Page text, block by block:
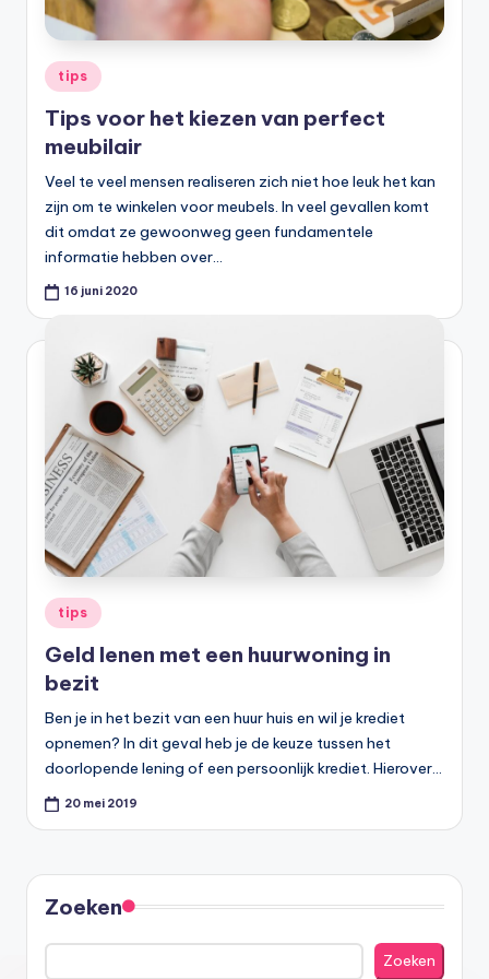
r
k
e
n
e
n
Geplaatst
in
tips
Tips voor het kiezen van perfect
meubilair
Veel te veel mensen realiseren zich niet hoe leuk het kan
zijn om te winkelen voor meubels. In veel gevallen komt
dit omdat ze gewoonweg geen fundamentele
informatie hebben over…
16 juni 2020
Geplaatst
in
tips
Geld lenen met een huurwoning in
bezit
Ben je in het bezit van een huur huis en wil je krediet
opnemen? In dit geval heb je de keuze tussen het
doorlopende lening of een persoonlijk krediet. Hierover…
20 mei 2019
Zoeken
Zoeken